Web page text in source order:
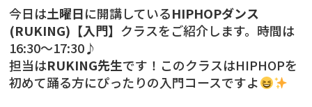
今日は土曜日に開講しているHIPHOPダンス
(RUKING)【入門】 クラスをご紹介します。時間は
16:30〜17:30♪
担当はRUKING先生です！このクラスはHIPHOPを
初めて踊る方にぴったりの入門コースですよ